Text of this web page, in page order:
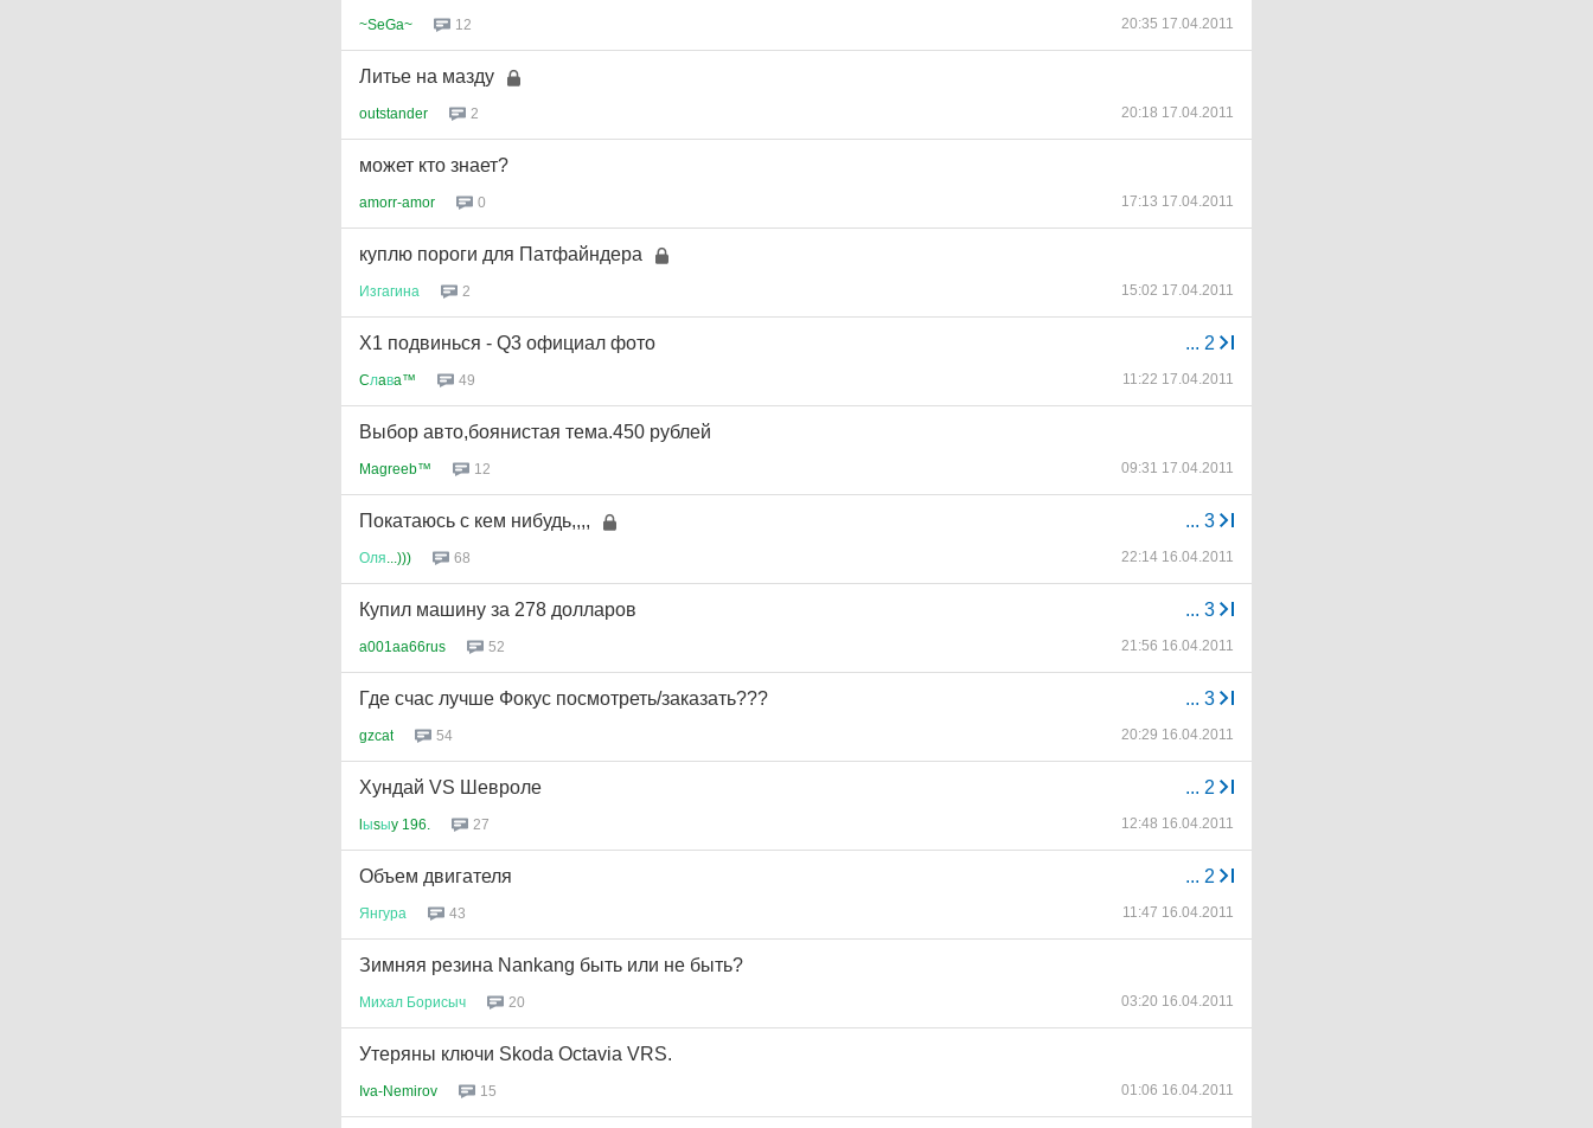
~SeGa~ 12 20:35 17.04.2011
Литье на мазду
outstander 2 20:18 17.04.2011
может кто знает?
amorr-amor 0 17:13 17.04.2011
куплю пороги для Патфайндера
Изгагина 2 15:02 17.04.2011
... 2
X1 подвинься - Q3 официал фото
Cлaвa™ 49 11:22 17.04.2011
Выбор авто,боянистая тема.450 рублей
Magreeb™ 12 09:31 17.04.2011
... 3
Покатаюсь с кем нибудь,,,,
Оля ...))) 68 22:14 16.04.2011
... 3
Купил машину за 278 долларов
a001aa66rus 52 21:56 16.04.2011
... 3
Где счас лучше Фокус посмотреть/заказать???
gzcat 54 20:29 16.04.2011
... 2
Хундай VS Шевроле
lыsыy 196. 27 12:48 16.04.2011
... 2
Объем двигателя
Янгура 43 11:47 16.04.2011
Зимняя резина Nankang быть или не быть?
Михал Борисыч 20 03:20 16.04.2011
Утеряны ключи Skoda Octavia VRS.
Iva-Nemirov 15 01:06 16.04.2011